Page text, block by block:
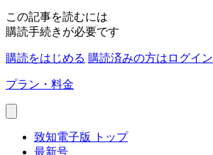
この記事を読むには
購読手続きが必要です
購読をはじめる 購読済みの方はログイン
プラン・料金
致知電子版 トップ
最新号